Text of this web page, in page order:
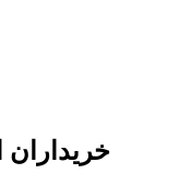
خریداران